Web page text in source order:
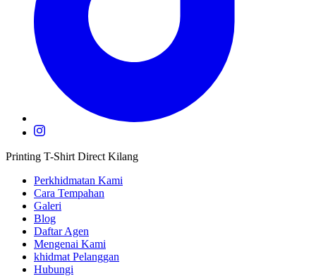
Printing T-Shirt Direct Kilang
Perkhidmatan Kami
Cara Tempahan
Galeri
Blog
Daftar Agen
Mengenai Kami
khidmat Pelanggan
Hubungi